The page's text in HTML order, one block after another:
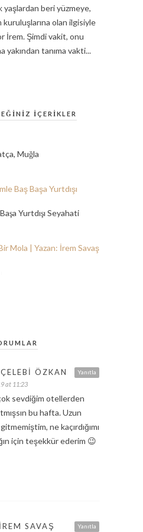
yaşlardan beri yüzmeye,
kuruluşlarına olan ilgisiyle
İrem. Şimdi vakit, onu
yakından tanıma vakti...
İÇERİKLER
Muğla
Yurtdışı Seyahati
Yanıtla
ÖZKAN
at 11:23
sevdiğim otellerden
bu hafta. Uzun
ne kaçırdığımı
için teşekkür ederim 😉
Yanıtla
İREM SAVAŞ